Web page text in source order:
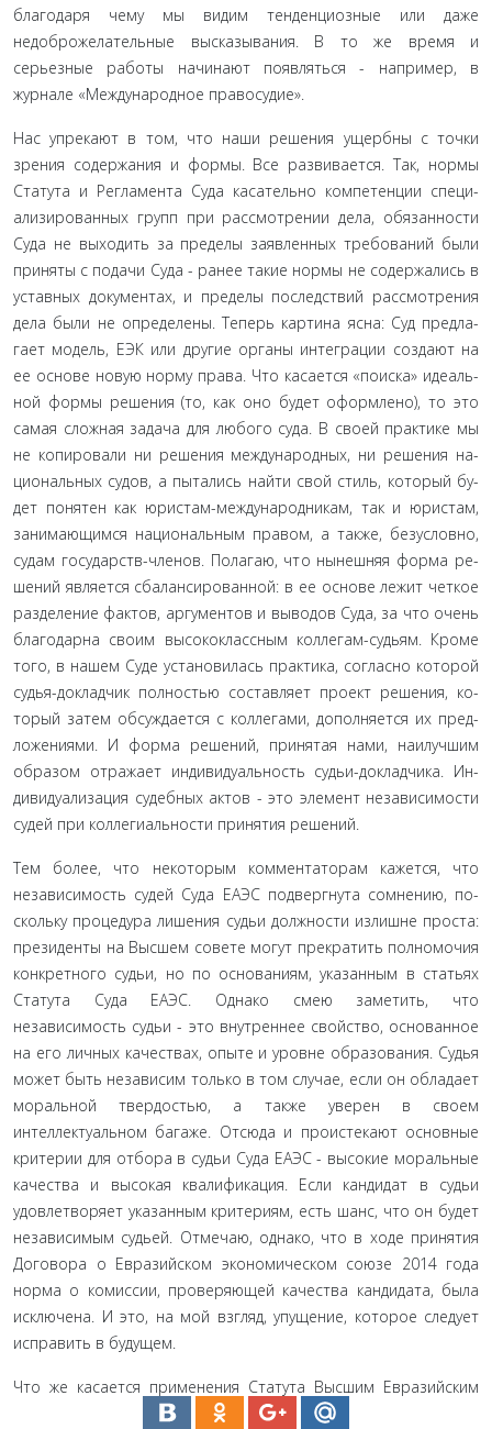
благодаря чему мы видим тенденциозные или даже
недоброжелательные выска­зывания. В то же время и
серьезные работы начинают появляться - например, в
журнале «Международное правосудие».
Нас упрекают в том, что наши решения ущербны с точ­ки
зрения содержания и формы. Все развивается. Так, нормы
Статута и Регламента Суда касательно компетенции специ­
ализированных групп при рассмотрении дела, обязанности
Суда не выходить за пределы заявленных требований были
приняты с подачи Суда - ранее такие нормы не содержались в
уставных документах, и пределы последствий рассмотрения
дела были не определены. Теперь картина ясна: Суд предла­
гает модель, ЕЭК или другие органы интеграции создают на
ее основе новую норму права. Что касается «поиска» идеаль­
ной формы решения (то, как оно будет оформлено), то это
самая сложная задача для любого суда. В своей практике мы
не копировали ни решения международных, ни решения на­
циональных судов, а пытались найти свой стиль, который бу­
дет понятен как юристам-международникам, так и юристам,
занимающимся национальным правом, а также, безусловно,
судам государств-членов. Полагаю, что нынешняя форма ре­
шений является сбалансированной: в ее основе лежит четкое
разделение фактов, аргументов и выводов Суда, за что очень
благодарна своим высококлассным коллегам-судьям. Кроме
того, в нашем Суде установилась практика, согласно которой
судья-докладчик полностью составляет проект решения, ко­
торый затем обсуждается с коллегами, дополняется их пред­
ложениями. И форма решений, принятая нами, наилучшим
образом отражает индивидуальность судьи-докладчика. Ин­
дивидуализация судебных актов - это элемент независимости
судей при коллегиальности принятия решений.
Тем более, что некоторым комментаторам кажется, что
независимость судей Суда ЕАЭС подвергнута сомнению, по­
скольку процедура лишения судьи должности излишне про­ста:
президенты на Высшем совете могут прекратить полномо­чия
конкретного судьи, но по основаниям, указанным в статьях
Статута Суда ЕАЭС. Однако смею заметить, что
независимость судьи - это внутреннее свойство, основанное
на его личных ка­чествах, опыте и уровне образования. Судья
может быть не­зависим только в том случае, если он обладает
моральной твердостью, а также уверен в своем
интеллектуальном багаже. Отсюда и проистекают основные
критерии для отбора в судьи Суда ЕАЭС - высокие моральные
качества и высокая квалифи­кация. Если кандидат в судьи
удовлетворяет указанным крите­риям, есть шанс, что он будет
независимым судьей. Отмечаю, однако, что в ходе принятия
Договора о Евразийском эконо­мическом союзе 2014 года
норма о комиссии, проверяющей качества кандидата, была
исключена. И это, на мой взгляд, упущение, которое следует
исправить в будущем.
Что же касается применения Статута Высшим Евразий­ским
экономическим советом, то к независимости эти нормы не